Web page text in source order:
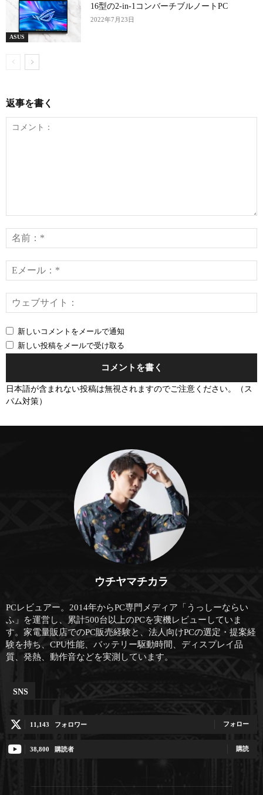
ASUS
16型の2-in-1コンバーチブルノートPC
2022年7月23日
返事を書く
ン
ト：
*
*
新しいコメントをメールで通知
新しい投稿をメールで受け取る
日本語が含まれない投稿は無視されますのでご注意ください。（ス
パム対策）
ウチヤマチカラ
PCレビュアー。2014年からPC専門メディア「うっしーならい
ふ」を運営し、累計500台以上のPCを実機レビューしていま
す。家電量販店でのPC販売経験と、法人向けPCの選定・提案経
験を持ち、CPU性能、バッテリー駆動時間、ディスプレイ品
質、発熱、動作音などを実測しています。
SNS
11,143 フォロワー フォロー
38,800 購読者 購読